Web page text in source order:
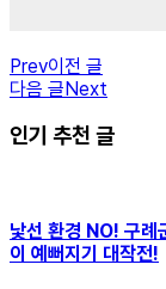
Prev이전 글
다음 글Next
인기 추천 글
낯선 환경 NO! 구례
이 예뻐지기 대작전!